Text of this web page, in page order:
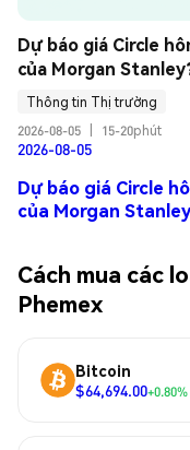
Dự báo giá Circle
của Morgan
Thông tin Thị trường
2026-08-05
15-20phút
2026-08-05
Dự báo giá Circle
của Morgan
Cách mua các
Phemex
Bitcoin
$64,694.00+0.80%